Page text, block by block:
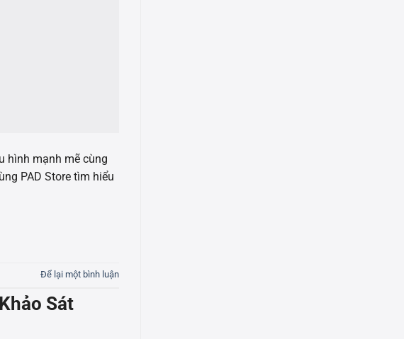
hình mạnh mẽ cùng
PAD Store tìm hiểu
Để lại một bình luận
Sát